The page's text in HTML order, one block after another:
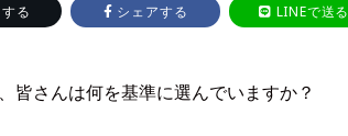
る シェアする LINEで送る
皆さんは何を基準に選んでいますか？